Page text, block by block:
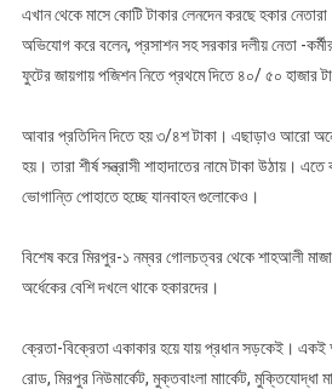
এখান থেকে মাসে কোটি টাকার লেনদেন করছে হকার
অভিযোগ করে বলেন, প্রসাশন সহ সরকার দলীয় নেতা -
ফুটের জায়গায় পজিশন নিতে প্রথমে দিতে ৪০/ ৫০ হাজার
আবার প্রতিদিন দিতে হয় ৩/৪শ টাকা। এছাড়াও আরো
হয়। তারা শীর্ষ সন্ত্রাসী শাহাদাতের নামে টাকা উঠায়।
ভোগান্তি পোহাতে হচ্ছে যানবাহন গুলোকেও।
বিশেষ করে মিরপুর-১ নম্বর গোলচত্বর থেকে শাহআলী
অর্ধেকের বেশি দখলে থাকে হকারদের।
ক্রেতা-বিক্রেতা একাকার হয়ে যায় প্রধান সড়কেই। একই
রোড, মিরপুর নিউমার্কেট, মুক্তবাংলা মাার্কেট, মুক্তিযোদ্ধা